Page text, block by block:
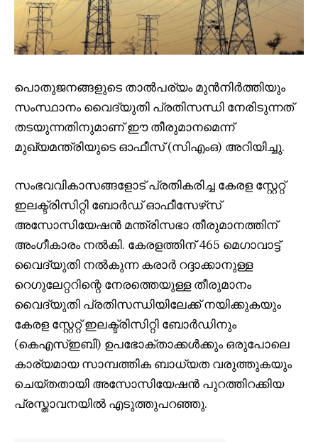
പൊതുജനങ്ങളുടെ താൽപര്യം മുൻനിർത്തിയും
സംസ്ഥാനം വൈദ്യുതി പ്രതിസന്ധി നേരിടുന്നത്
തടയുന്നതിനുമാണ് ഈ തീരുമാനമെന്ന്
മുഖ്യമന്ത്രിയുടെ ഓഫീസ് (സിഎംഒ) അറിയിച്ചു.
സംഭവവികാസങ്ങളോട് പ്രതികരിച്ച കേരള സ്റ്റേറ്റ്
ഇലക്ട്രിസിറ്റി ബോർഡ് ഓഫീസേഴ്‌സ്
അസോസിയേഷൻ മന്ത്രിസഭാ തീരുമാനത്തിന്
അംഗീകാരം നൽകി. കേരളത്തിന് 465 മെഗാവാട്ട്
വൈദ്യുതി നൽകുന്ന കരാർ റദ്ദാക്കാനുള്ള
റെഗുലേറ്ററിന്റെ നേരത്തെയുള്ള തീരുമാനം
വൈദ്യുതി പ്രതിസന്ധിയിലേക്ക് നയിക്കുകയും
കേരള സ്റ്റേറ്റ് ഇലക്ട്രിസിറ്റി ബോർഡിനും
(കെഎസ്ഇബി) ഉപഭോക്താക്കൾക്കും ഒരുപോലെ
കാര്യമായ സാമ്പത്തിക ബാധ്യത വരുത്തുകയും
ചെയ്തതായി അസോസിയേഷൻ പുറത്തിറക്കിയ
പ്രസ്താവനയിൽ എടുത്തുപറഞ്ഞു.